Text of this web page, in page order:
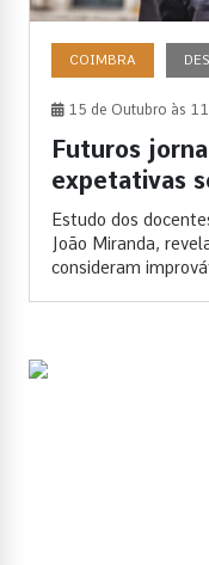
COIMBRA
15 de Outubro às
Futuros
expetativas
Estudo dos
João Miranda,
consideram